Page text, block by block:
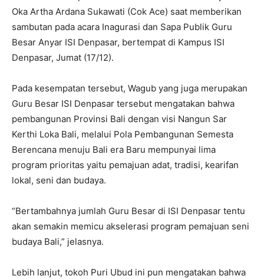
Oka Artha Ardana Sukawati (Cok Ace) saat memberikan
sambutan pada acara Inagurasi dan Sapa Publik Guru
Besar Anyar ISI Denpasar, bertempat di Kampus ISI
Denpasar, Jumat (17/12).
Pada kesempatan tersebut, Wagub yang juga merupakan
Guru Besar ISI Denpasar tersebut mengatakan bahwa
pembangunan Provinsi Bali dengan visi Nangun Sar
Kerthi Loka Bali, melalui Pola Pembangunan Semesta
Berencana menuju Bali era Baru mempunyai lima
program prioritas yaitu pemajuan adat, tradisi, kearifan
lokal, seni dan budaya.
“Bertambahnya jumlah Guru Besar di ISI Denpasar tentu
akan semakin memicu akselerasi program pemajuan seni
budaya Bali,” jelasnya.
Lebih lanjut, tokoh Puri Ubud ini pun mengatakan bahwa